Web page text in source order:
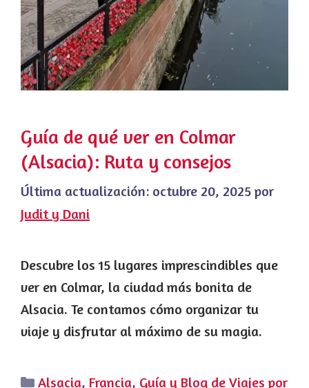
Guía de qué ver en Colmar
(Alsacia): Ruta y consejos
Última actualización: octubre 20, 2025 por
Judit y Dani
Descubre los 15 lugares imprescindibles que
ver en Colmar, la ciudad más bonita de
Alsacia. Te contamos cómo organizar tu
viaje y disfrutar al máximo de su magia.
Categorías
Alsacia, Francia, Guía y Blog de Viajes por